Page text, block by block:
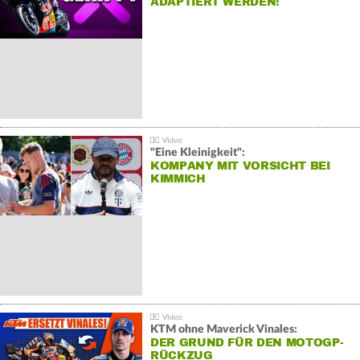
"Eine Kleinigkeit":
KOMPANY MIT VORSICHT BEI
KIMMICH
KTM ohne Maverick Vinales:
DER GRUND FÜR DEN MOTOGP-
RÜCKZUG